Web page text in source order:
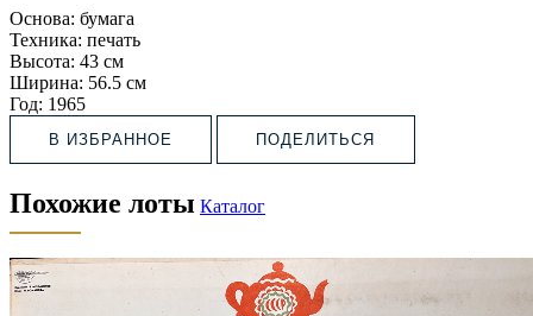
Основа: бумага
Техника: печать
Высота: 43 см
Ширина: 56.5 см
Год: 1965
В ИЗБРАННОЕ ПОДЕЛИТЬСЯ
Похожие лоты Каталог